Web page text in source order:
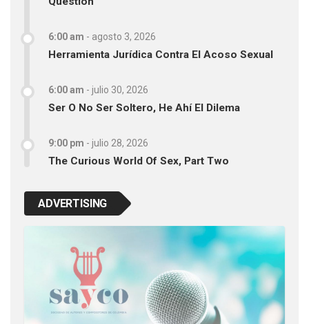
6:00 am - agosto 3, 2026
Herramienta Jurídica Contra El Acoso Sexual
6:00 am - julio 30, 2026
Ser O No Ser Soltero, He Ahí El Dilema
9:00 pm - julio 28, 2026
The Curious World Of Sex, Part Two
ADVERTISING